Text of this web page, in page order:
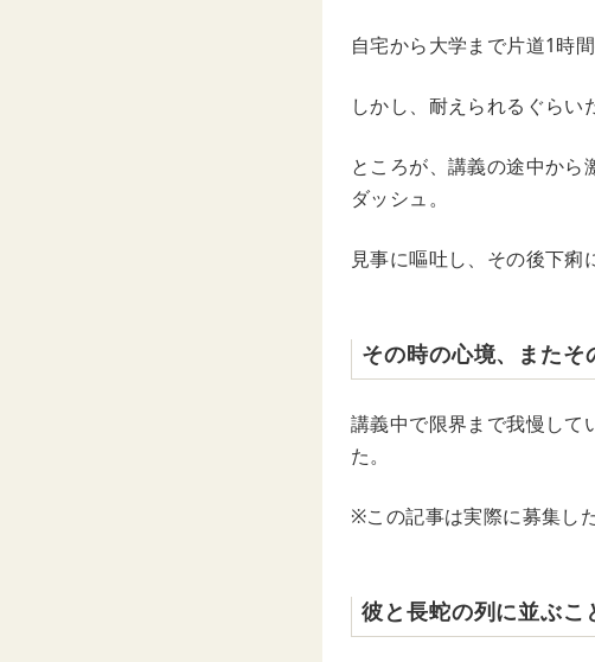
自宅から大学まで片道1時
しかし、耐えられるぐらい
ところが、講義の途中か
ダッシュ。
見事に嘔吐し、その後下痢
その時の心境、またそ
講義中で限界まで我慢して
た。
※この記事は実際に募集し
彼と長蛇の列に並ぶ